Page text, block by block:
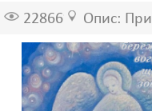
22866 Опис: